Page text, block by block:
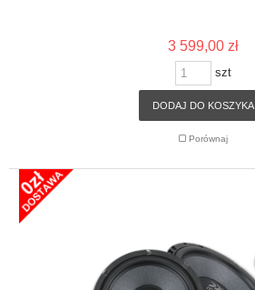
3 599,00 zł
szt
DODAJ DO KOSZYKA
Porównaj